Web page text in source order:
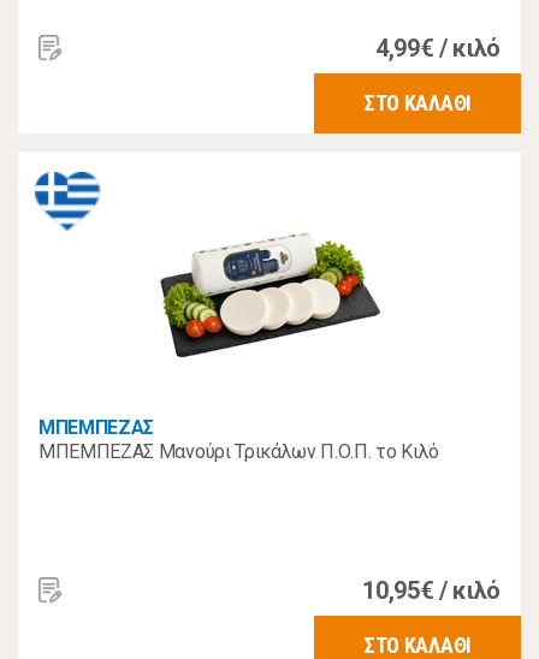
4,99€ / κιλό
ΣΤΟ ΚΑΛΑΘΙ
ΜΠΕΜΠΕΖΑΣ
ΜΠΕΜΠΕΖΑΣ Μανούρι Τρικάλων Π.Ο.Π. το Κιλό
10,95€ / κιλό
ΣΤΟ ΚΑΛΑΘΙ